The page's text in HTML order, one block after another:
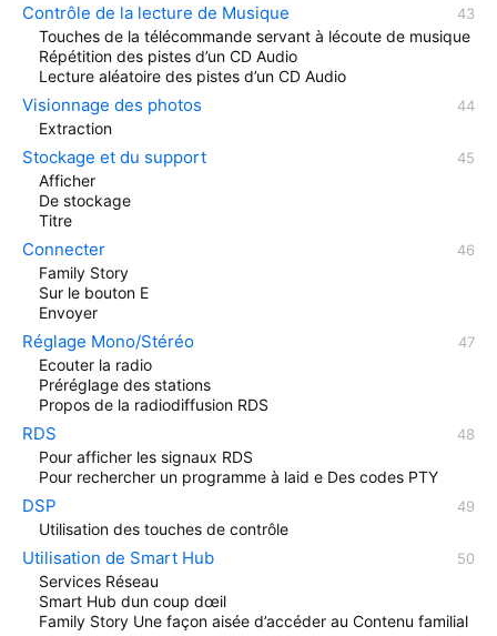
Contrôle de la lecture de Musique
Touches de la télécommande servant à lécoute de musique
Répétition des pistes d’un CD Audio
Lecture aléatoire des pistes d’un CD Audio
Visionnage des photos
Extraction
Stockage et du support
Afficher
De stockage
Titre
Connecter
Family Story
Sur le bouton E
Envoyer
Réglage Mono/Stéréo
Ecouter la radio
Préréglage des stations
Propos de la radiodiffusion RDS
RDS
Pour afficher les signaux RDS
Pour rechercher un programme à laid e Des codes PTY
DSP
Utilisation des touches de contrôle
Utilisation de Smart Hub
Services Réseau
Smart Hub dun coup dœil
Family Story Une façon aisée d’accéder au Contenu familial